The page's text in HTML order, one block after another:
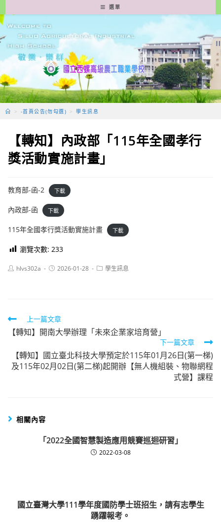
轉
至
要
容
選單
> -首頁公告(勿勾選) > 學生訊息
【轉知】內政部「115年全國孝行
獎活動實施計畫」
教育部-函-2 下載
內政部-函 下載
115年全國孝行獎活動實施計畫 下載
瀏覽次數: 233
Posthlvs302a
Post2026-01-28
Post學生訊息
Read
more
articles
上一篇文章
【轉知】開南大學辦理「未來企業家培育營」
下一篇文章
【轉知】國立臺北科技大學預定於115年01月26日(第一梯)
及115年02月02日(第二梯)起開辦【無人機組裝、物聯網程
式營】課程
相關內容
「2022全國智慧製造應用競賽巡迴研習」
2022-03-08
國立臺灣大學111學年度國防學士班招生，請有志學生
踴躍報考。